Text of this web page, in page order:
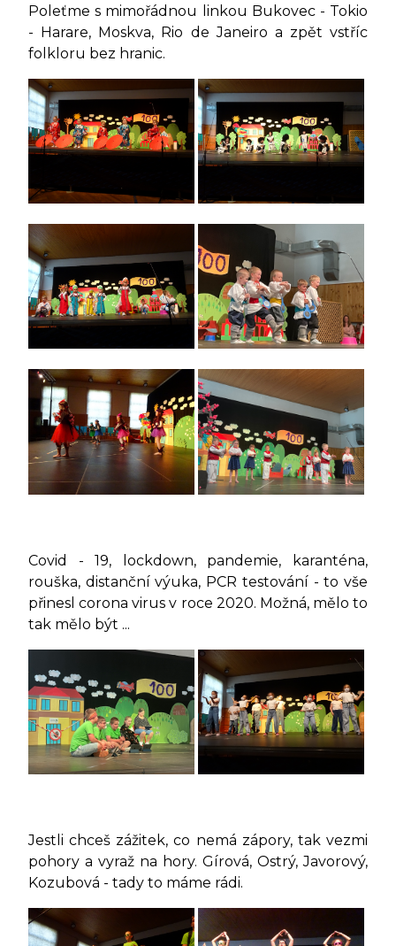
Poleťme s mimořádnou linkou Bukovec - Tokio
- Harare, Moskva, Rio de Janeiro a zpět vstříc
folkloru bez hranic.
Covid - 19, lockdown, pandemie, karanténa,
rouška, distanční výuka, PCR testování - to vše
přinesl corona virus v roce 2020. Možná, mělo to
tak mělo být ...
Jestli chceš zážitek, co nemá zápory, tak vezmi
pohory a vyraž na hory. Gírová, Ostrý, Javorový,
Kozubová - tady to máme rádi.